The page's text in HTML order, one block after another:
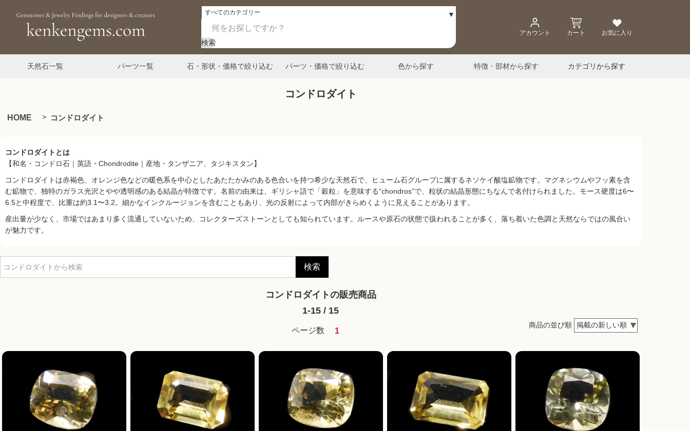
検索
アカウント カート お気に入り
天然石一覧 パーツ一覧 石・形状・価格で絞り込む パーツ・価格で絞り込む 色から探す 特徴・部材から探す カテゴリから探す
コンドロダイト
HOME コンドロダイト
コンドロダイトとは
【和名・コンドロ石｜英語・Chondrodite｜産地・タンザニア、タジキスタン】
コンドロダイトは赤褐色、オレンジ色などの暖色系を中心としたあたたかみのある色合いを持つ希少な天然石で、ヒューム石グループに属するネソケイ酸塩鉱物です。マグネシウムやフッ素を含
む鉱物で、独特のガラス光沢とやや透明感のある結晶が特徴です。名前の由来は、ギリシャ語で「穀粒」を意味する“chondros”で、粒状の結晶形態にちなんで名付けられました。モース硬度は6〜
6.5と中程度で、比重は約3.1〜3.2。細かなインクルージョンを含むこともあり、光の反射によって内部がきらめくように見えることがあります。
産出量が少なく、市場ではあまり多く流通していないため、コレクターズストーンとしても知られています。ルースや原石の状態で扱われることが多く、落ち着いた色調と天然ならではの風合い
が魅力です。
検索
コンドロダイトの販売商品
商品の並び順
1-15 / 15
ページ数 1